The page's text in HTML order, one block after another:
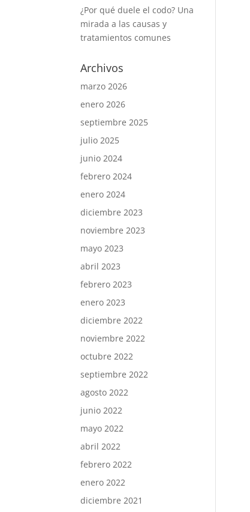
¿Por qué duele el codo? Una
mirada a las causas y
tratamientos comunes
Archivos
marzo 2026
enero 2026
septiembre 2025
julio 2025
junio 2024
febrero 2024
enero 2024
diciembre 2023
noviembre 2023
mayo 2023
abril 2023
febrero 2023
enero 2023
diciembre 2022
noviembre 2022
octubre 2022
septiembre 2022
agosto 2022
junio 2022
mayo 2022
abril 2022
febrero 2022
enero 2022
diciembre 2021